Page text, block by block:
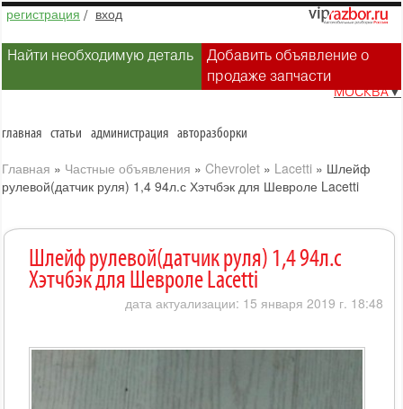
регистрация / вход
Найти необходимую деталь
Добавить объявление о
продаже запчасти
МОСКВА▼
главная статьи администрация авторазборки
Главная » Частные объявления » Chevrolet » Lacetti » Шлейф
рулевой(датчик руля) 1,4 94л.с Хэтчбэк для Шевроле Lacetti
Шлейф рулевой(датчик руля) 1,4 94л.с
Хэтчбэк для Шевроле Lacetti
дата актуализации: 15 января 2019 г. 18:48